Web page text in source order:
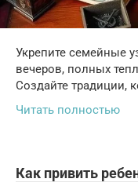
Укрепите семейные
вечеров, полных
Создайте традиции,
Читать полностью
Как привить